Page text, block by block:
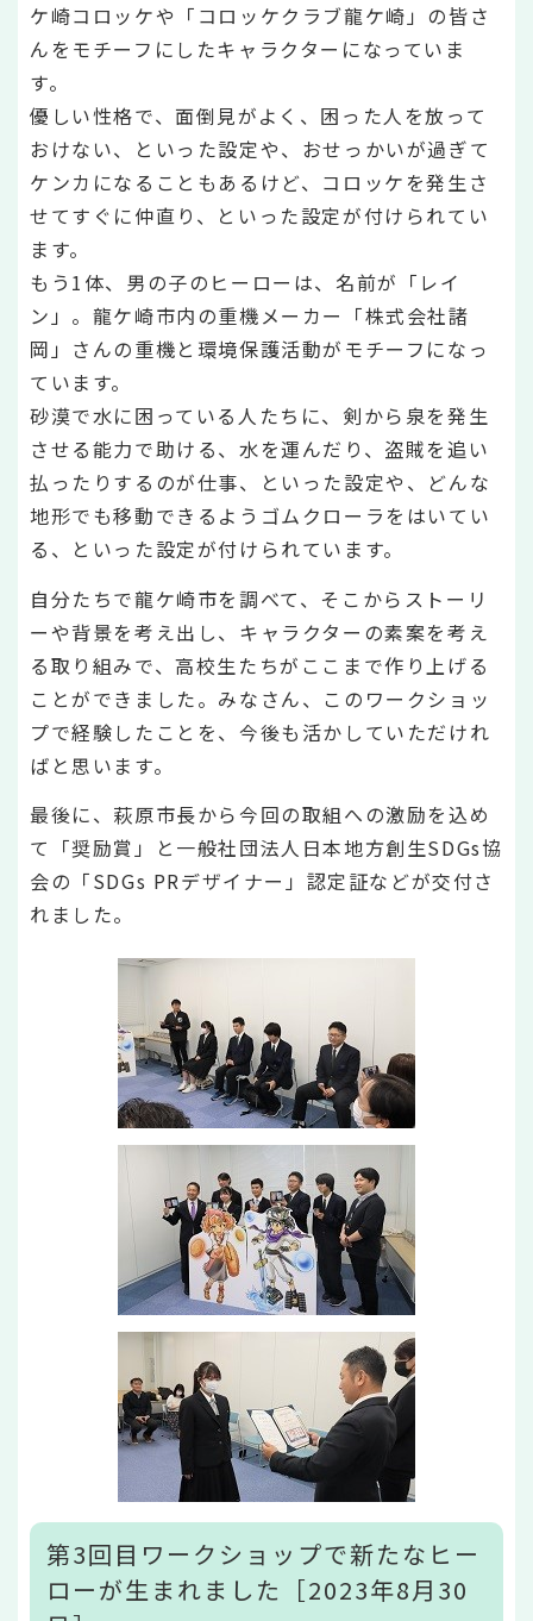
ケ崎コロッケや「コロッケクラブ龍ケ崎」の皆さ
んをモチーフにしたキャラクターになっていま
す。
優しい性格で、面倒見がよく、困った人を放って
おけない、といった設定や、おせっかいが過ぎて
ケンカになることもあるけど、コロッケを発生さ
せてすぐに仲直り、といった設定が付けられてい
ます。
もう1体、男の子のヒーローは、名前が「レイ
ン」。龍ケ崎市内の重機メーカー「株式会社諸
岡」さんの重機と環境保護活動がモチーフになっ
ています。
砂漠で水に困っている人たちに、剣から泉を発生
させる能力で助ける、水を運んだり、盗賊を追い
払ったりするのが仕事、といった設定や、どんな
地形でも移動できるようゴムクローラをはいてい
る、といった設定が付けられています。
自分たちで龍ケ崎市を調べて、そこからストーリ
ーや背景を考え出し、キャラクターの素案を考え
る取り組みで、高校生たちがここまで作り上げる
ことができました。みなさん、このワークショッ
プで経験したことを、今後も活かしていただけれ
ばと思います。
最後に、萩原市長から今回の取組への激励を込め
て「奨励賞」と一般社団法人日本地方創生SDGs協
会の「SDGs PRデザイナー」認定証などが交付さ
れました。
第3回目ワークショップで新たなヒー
ローが生まれました［2023年8月30